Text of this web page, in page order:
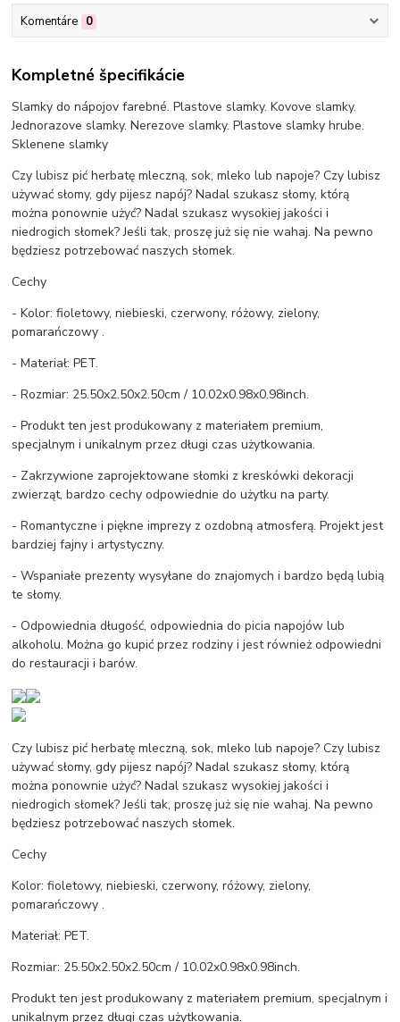
Komentáre 0
Kompletné špecifikácie
Slamky do nápojov farebné. Plastove slamky. Kovove slamky.
Jednorazove slamky. Nerezove slamky. Plastove slamky hrube.
Sklenene slamky
Czy lubisz pić herbatę mleczną, sok, mleko lub napoje? Czy lubisz
używać słomy, gdy pijesz napój? Nadal szukasz słomy, którą
można ponownie użyć? Nadal szukasz wysokiej jakości i
niedrogich słomek? Jeśli tak, proszę już się nie wahaj. Na pewno
będziesz potrzebować naszych słomek.
Cechy
- Kolor: fioletowy, niebieski, czerwony, różowy, zielony,
pomarańczowy .
- Materiał: PET.
- Rozmiar: 25.50x2.50x2.50cm / 10.02x0.98x0.98inch.
- Produkt ten jest produkowany z materiałem premium,
specjalnym i unikalnym przez długi czas użytkowania.
- Zakrzywione zaprojektowane słomki z kreskówki dekoracji
zwierząt, bardzo cechy odpowiednie do użytku na party.
- Romantyczne i piękne imprezy z ozdobną atmosferą. Projekt jest
bardziej fajny i artystyczny.
- Wspaniałe prezenty wysyłane do znajomych i bardzo będą lubią
te słomy.
- Odpowiednia długość, odpowiednia do picia napojów lub
alkoholu. Można go kupić przez rodziny i jest również odpowiedni
do restauracji i barów.
Czy lubisz pić herbatę mleczną, sok, mleko lub napoje? Czy lubisz
używać słomy, gdy pijesz napój? Nadal szukasz słomy, którą
można ponownie użyć? Nadal szukasz wysokiej jakości i
niedrogich słomek? Jeśli tak, proszę już się nie wahaj. Na pewno
będziesz potrzebować naszych słomek.
Cechy
Kolor: fioletowy, niebieski, czerwony, różowy, zielony,
pomarańczowy .
Materiał: PET.
Rozmiar: 25.50x2.50x2.50cm / 10.02x0.98x0.98inch.
Produkt ten jest produkowany z materiałem premium, specjalnym i
unikalnym przez długi czas użytkowania.